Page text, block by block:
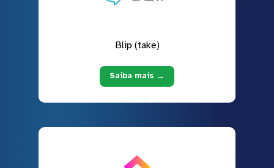
Blip (take)
Saiba mais →